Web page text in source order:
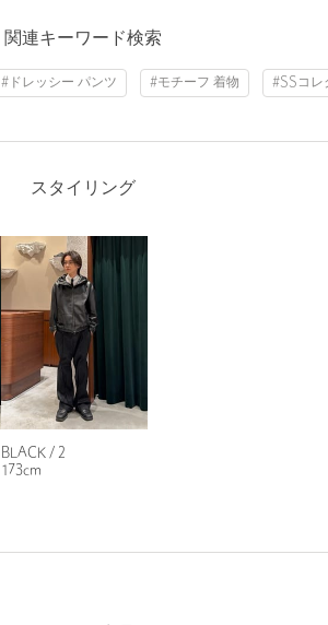
関連キーワード検索
#ドレッシー パンツ #モチーフ 着物 #SSコレ
スタイリング
BLACK / 2
173cm